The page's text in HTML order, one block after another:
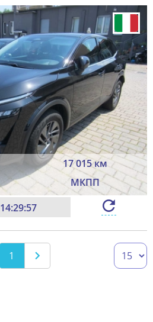
17 015 км
МКПП
14:29:55
1